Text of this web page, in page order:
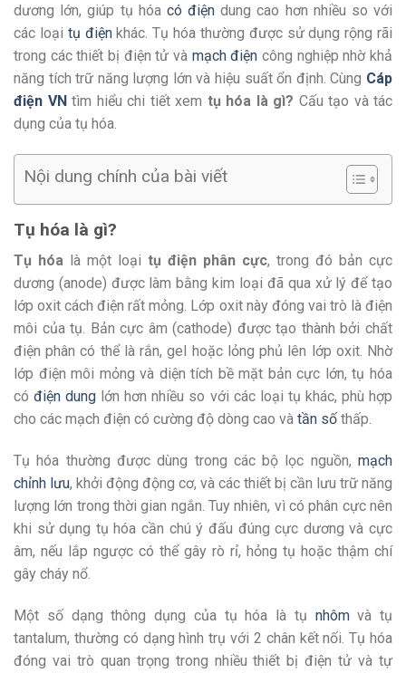
dương lớn, giúp tụ hóa có điện dung cao hơn nhiều so với
các loại tụ điệnkhác. Tụ hóa thường được sử dụng rộng rãi
trong các thiết bị điện tử và mạch điện công nghiệp nhờ khả
năng tích trữ năng lượng lớn và hiệu suất ổn định. Cùng Cáp
điện VNtìm hiểu chi tiết xem tụ hóa là gì? Cấu tạo và tác
dụng của tụ hóa.
Nội dung chính của bài viết
Tụ hóa là gì?
Tụ hóa là một loại tụ điện phân cực, trong đó bản cực
dương (anode) được làm bằng kim loại đã qua xử lý để tạo
lớp oxit cách điện rất mỏng. Lớp oxit này đóng vai trò là điện
môi của tụ. Bản cực âm (cathode) được tạo thành bởi chất
điện phân có thể là rắn, gel hoặc lỏng phủ lên lớp oxit. Nhờ
lớp điện môi mỏng và diện tích bề mặt bản cực lớn, tụ hóa
cóđiện dung lớn hơn nhiều so với các loại tụ khác, phù hợp
cho các mạch điện có cường độ dòng cao và tần số thấp.
Tụ hóa thường được dùng trong các bộ lọc nguồn, mạch
chỉnh lưu, khởi động động cơ, và các thiết bị cần lưu trữ năng
lượng lớn trong thời gian ngắn. Tuy nhiên, vì có phân cực nên
khi sử dụng tụ hóa cần chú ý đấu đúng cực dương và cực
âm, nếu lắp ngược có thể gây rò rỉ, hỏng tụ hoặc thậm chí
gây cháy nổ.
Một số dạng thông dụng của tụ hóa là tụ nhômvà tụ
tantalum, thường có dạng hình trụ với 2 chân kết nối. Tụ hóa
đóng vai trò quan trọng trong nhiều thiết bị điện tử và tự